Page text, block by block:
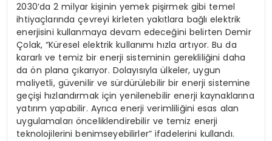
2030’da 2 milyar kişinin yemek pişirmek gibi temel
ihtiyaçlarında çevreyi kirleten yakıtlara bağlı elektrik
enerjisini kullanmaya devam edeceğini belirten Demir
Çolak, “Küresel elektrik kullanımı hızla artıyor. Bu da
kararlı ve temiz bir enerji sisteminin gerekliliğini daha
da ön plana çıkarıyor. Dolayısıyla ülkeler, uygun
maliyetli, güvenilir ve sürdürülebilir bir enerji sistemine
geçişi hızlandırmak için yenilenebilir enerji kaynaklarına
yatırım yapabilir. Ayrıca enerji verimliliğini esas alan
uygulamaları önceliklendirebilir ve temiz enerji
teknolojilerini benimseyebilirler” ifadelerini kullandı.